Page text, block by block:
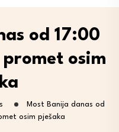
od 17:00
osim
Most Banija danas od
osim pješaka